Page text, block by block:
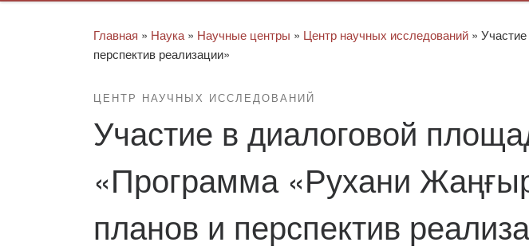
Главная » Наука » Научные центры » Центр научных исследований »
перспектив реализации»
ЦЕНТР НАУЧНЫХ ИССЛЕДОВАНИЙ
​Участие в диалоговой
«Программа «Рухани
планов и перспектив